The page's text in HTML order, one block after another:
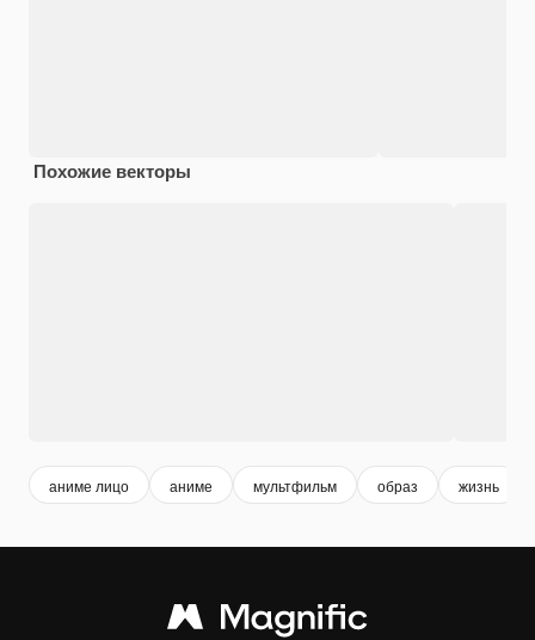
Похожие векторы
аниме лицо аниме мультфильм образ жизнь